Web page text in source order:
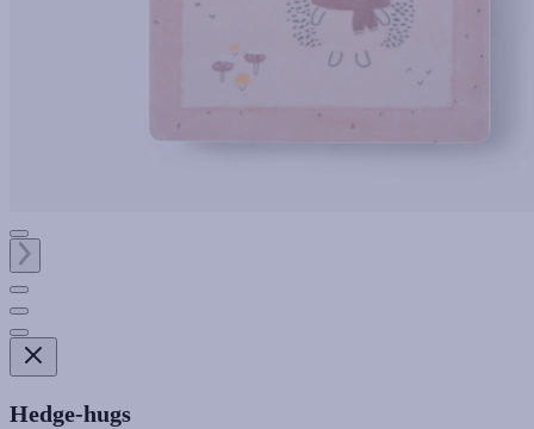
Hedge-hugs